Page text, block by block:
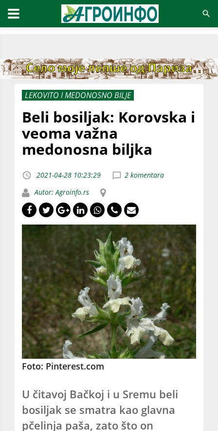
LEKOVITO I MEDONOSNO BILJE
Beli bosiljak: Korovska i
veoma važna
medonosna biljka
2021-04-28 10:23:29
2 komentara
Autor: Agroinfo.rs
Foto: Pinterest.com
U čitavoj Bačkoj i u Sremu beli
bosiljak se smatra kao glavna
pčelinja paša, zato što on